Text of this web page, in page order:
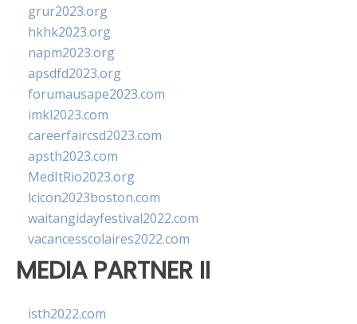
grur2023.org
hkhk2023.org
napm2023.org
apsdfd2023.org
forumausape2023.com
imkl2023.com
careerfaircsd2023.com
apsth2023.com
MedItRio2023.org
lcicon2023boston.com
waitangidayfestival2022.com
vacancesscolaires2022.com
MEDIA PARTNER II
isth2022.com